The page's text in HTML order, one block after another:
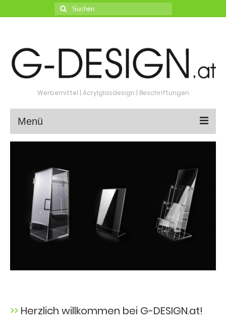
Suche
Werbemittel | Acrylglasdesign | Beschriftungen
Menü
PRODUKTE
Acrylglas design & Sonder anfertigung
Shop & Ausstattung
Spuckschutz & Lebensmittelhygiene
Herzlich willkommen bei G-DESIGN.at!